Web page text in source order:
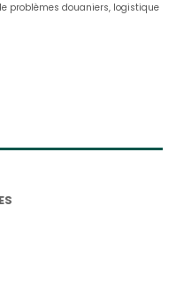
problèmes douaniers, logistique